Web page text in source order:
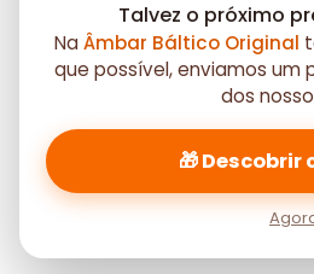
Talvez o próximo
NaÂmbar Báltico Original
que possível, enviamos um
dos
🎁